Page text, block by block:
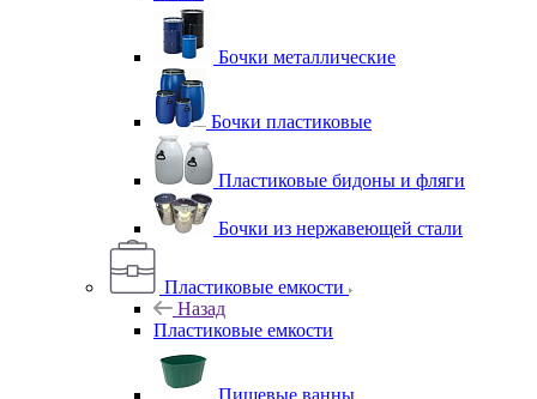
Бочки металлические
Бочки пластиковые
Пластиковые бидоны и фляги
Бочки из нержавеющей стали
Пластиковые емкости
Назад
Пластиковые емкости
Пищевые ванны